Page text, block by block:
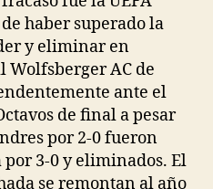
haber superado la
y eliminar en
Wolfsberger AC de
ante el
de final a pesar
por 2-0 fueron
3-0 y eliminados. El
se remontan al año